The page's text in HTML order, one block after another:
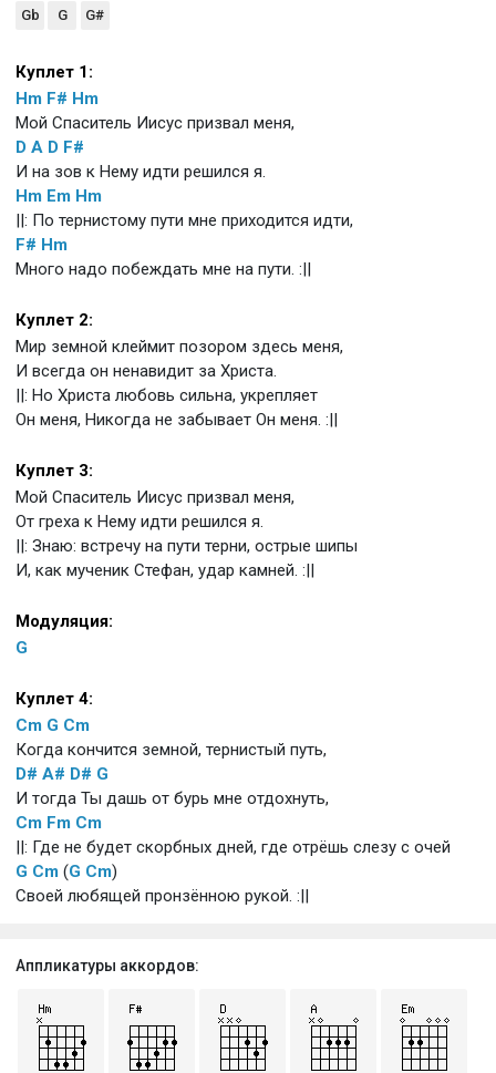
Gb
G G#
Куплет 1:
Hm F# Hm
Мой Спаситель Иисус призвал меня,
D A D F#
И на зов к Нему идти решился я.
Hm Em Hm
||: По тернистому пути мне приходится идти,
F# Hm
Много надо побеждать мне на пути. :||
Куплет 2:
Мир земной клеймит позором здесь меня,
И всегда он ненавидит за Христа.
||: Но Христа любовь сильна, укрепляет
Он меня, Никогда не забывает Он меня. :||
Куплет 3:
Мой Спаситель Иисус призвал меня,
От греха к Нему идти решился я.
||: Знаю: встречу на пути терни, острые шипы
И, как мученик Стефан, удар камней. :||
Модуляция:
G
Куплет 4:
Cm G Cm
Когда кончится земной, тернистый путь,
D# A# D# G
И тогда Ты дашь от бурь мне отдохнуть,
Cm Fm Cm
||: Где не будет скорбных дней, где отрёшь слезу с очей
G Cm (G Cm)
Своей любящей пронзённою рукой. :||
Аппликатуры аккордов: